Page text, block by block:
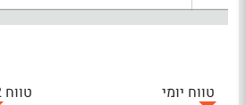
טווח יומי
טווח 52 שבועות